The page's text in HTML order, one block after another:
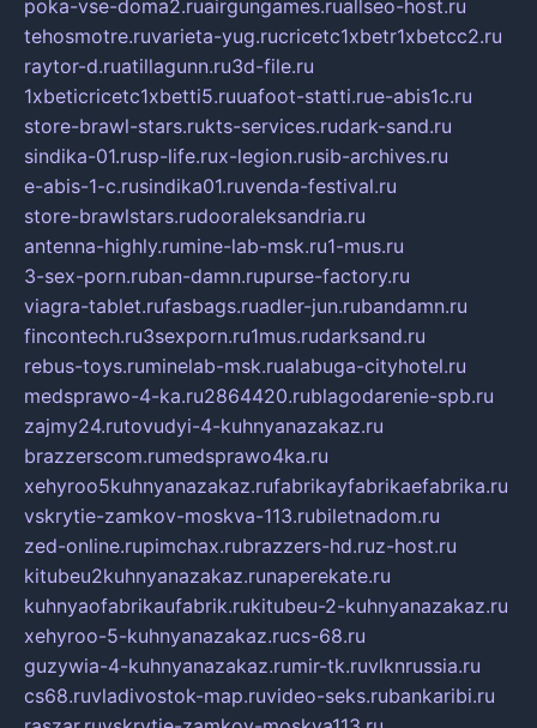
poka-vse-doma2.ruairgungames.ruallseo-host.ru
tehosmotre.ruvarieta-yug.rucricetc1xbetr1xbetcc2.ru
raytor-d.ruatillagunn.ru3d-file.ru
1xbeticricetc1xbetti5.ruuafoot-statti.rue-abis1c.ru
store-brawl-stars.rukts-services.rudark-sand.ru
sindika-01.rusp-life.rux-legion.rusib-archives.ru
e-abis-1-c.rusindika01.ruvenda-festival.ru
store-brawlstars.rudooraleksandria.ru
antenna-highly.rumine-lab-msk.ru1-mus.ru
3-sex-porn.ruban-damn.rupurse-factory.ru
viagra-tablet.rufasbags.ruadler-jun.rubandamn.ru
fincontech.ru3sexporn.ru1mus.rudarksand.ru
rebus-toys.ruminelab-msk.rualabuga-cityhotel.ru
medsprawo-4-ka.ru2864420.rublagodarenie-spb.ru
zajmy24.rutovudyi-4-kuhnyanazakaz.ru
brazzerscom.rumedsprawo4ka.ru
xehyroo5kuhnyanazakaz.rufabrikayfabrikaefabrika.ru
vskrytie-zamkov-moskva-113.rubiletnadom.ru
zed-online.rupimchax.rubrazzers-hd.ruz-host.ru
kitubeu2kuhnyanazakaz.runaperekate.ru
kuhnyaofabrikaufabrik.rukitubeu-2-kuhnyanazakaz.ru
xehyroo-5-kuhnyanazakaz.rucs-68.ru
guzywia-4-kuhnyanazakaz.rumir-tk.ruvlknrussia.ru
cs68.ruvladivostok-map.ruvideo-seks.rubankaribi.ru